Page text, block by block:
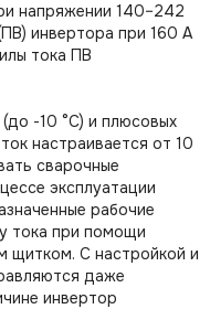
напряжении 140–242
инвертора при 160 А
тока ПВ
-10 °С) и плюсовых
настраивается от 10
сварочные
эксплуатации
рабочие
тока при помощи
щитком. С настройкой и
даже
инвертор